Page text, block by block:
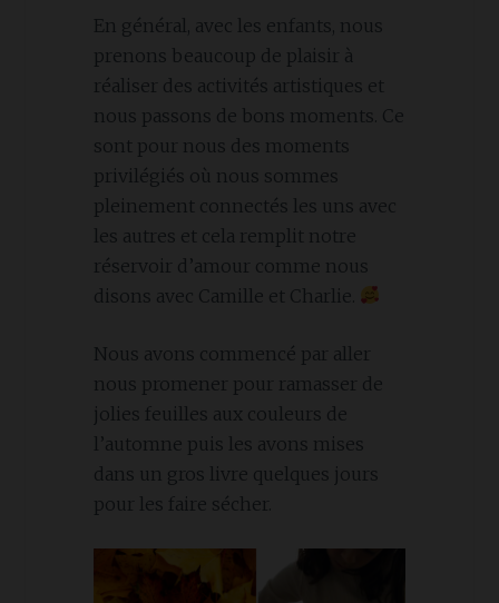
En général, avec les enfants, nous
prenons beaucoup de plaisir à
réaliser des activités artistiques et
nous passons de bons moments. Ce
sont pour nous des moments
privilégiés où nous sommes
pleinement connectés les uns avec
les autres et cela remplit notre
réservoir d’amour comme nous
disons avec Camille et Charlie.
Nous avons commencé par aller
nous promener pour ramasser de
jolies feuilles aux couleurs de
l’automne puis les avons mises
dans un gros livre quelques jours
pour les faire sécher.